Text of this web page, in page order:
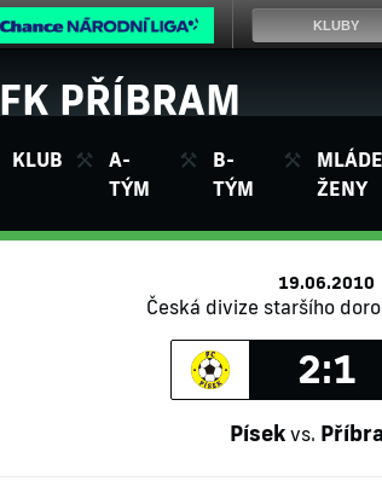
FK PŘÍBRAM
KLUB
A-
TÝM
B-
TÝM
ŽENY
19.06.2010
Česká divize staršího
2:1
Písekvs.
KLUBY